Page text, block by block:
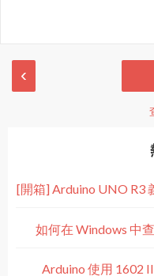
‹
[開箱] Arduino UNO R3
如何在 Windows 中
Arduino 使用 1602